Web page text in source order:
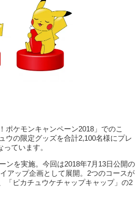
ポケモンキャンペーン2018」でのこ
ウの限定グッズを合計2,100名様にプレ
ています。
ンを実施。今回は2018年7月13日公開の
アップ企画として展開。2つのコースが
「ピカチュウケチャップキャップ」の2